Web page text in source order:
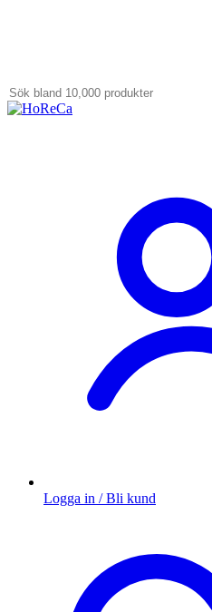
Logga in / Bli kund